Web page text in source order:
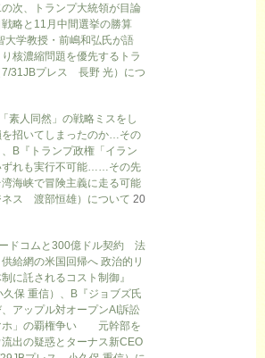
の次、トランプ大統領が目論
略と11月中間選挙の勝算
大学教授・前嶋和弘氏が語
核濃縮問題を優先するトラ
7/31JBプレス 長野 光）につ
素人同然」の戦略ミスをし
招いてしまったのか…その
B『トランプ政権「イラン
ずれも実行不可能……その先
海峡で冒険主義に走る可能
ネス 渡部恒雄）について 20
ドコムと300億ドル契約 法
給網の米国回帰へ 政治的リ
に託されるコスト制御』
保 重信）、B『ジョブズ氏
アップル対オープンAI訴訟
ホ」の覇権争い 元幹部を
出の疑惑とターナス新CEO